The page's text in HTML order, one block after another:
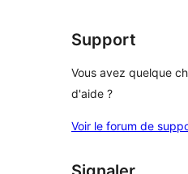
Support
Vous avez quelque
d'aide ?
Voir le forum de